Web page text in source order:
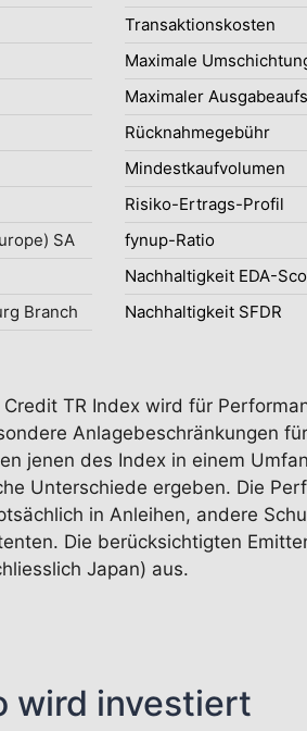
SA
Branch
Transaktionskosten
Maximale
Maximaler
Rücknahmegebühr
Mindestkaufvolumen
Risiko-Ertrags-Profil
fynup-Ratio
Nachhaltigkeit EDA-
Nachhaltigkeit SFDR
TR Index wird für
Anlagebeschränkungen
jenen des Index in einem
Unterschiede ergeben. Die
in Anleihen, andere
Die berücksichtigten
Japan) aus.
wird investiert